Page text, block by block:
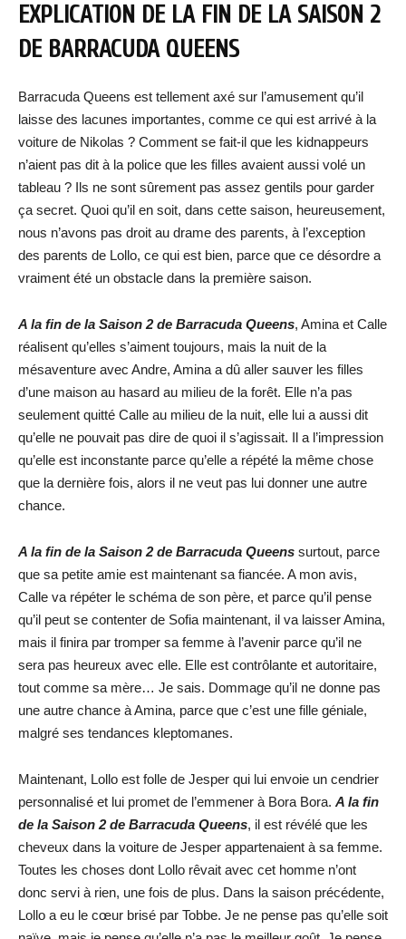
EXPLICATION DE LA FIN DE LA SAISON 2
DE BARRACUDA QUEENS
Barracuda Queens est tellement axé sur l’amusement qu’il
laisse des lacunes importantes, comme ce qui est arrivé à la
voiture de Nikolas ? Comment se fait-il que les kidnappeurs
n’aient pas dit à la police que les filles avaient aussi volé un
tableau ? Ils ne sont sûrement pas assez gentils pour garder
ça secret. Quoi qu’il en soit, dans cette saison, heureusement,
nous n’avons pas droit au drame des parents, à l’exception
des parents de Lollo, ce qui est bien, parce que ce désordre a
vraiment été un obstacle dans la première saison.
A la fin de la Saison 2 de Barracuda Queens, Amina et Calle
réalisent qu’elles s’aiment toujours, mais la nuit de la
mésaventure avec Andre, Amina a dû aller sauver les filles
d’une maison au hasard au milieu de la forêt. Elle n’a pas
seulement quitté Calle au milieu de la nuit, elle lui a aussi dit
qu’elle ne pouvait pas dire de quoi il s’agissait. Il a l’impression
qu’elle est inconstante parce qu’elle a répété la même chose
que la dernière fois, alors il ne veut pas lui donner une autre
chance.
A la fin de la Saison 2 de Barracuda Queens surtout, parce
que sa petite amie est maintenant sa fiancée. A mon avis,
Calle va répéter le schéma de son père, et parce qu’il pense
qu’il peut se contenter de Sofia maintenant, il va laisser Amina,
mais il finira par tromper sa femme à l’avenir parce qu’il ne
sera pas heureux avec elle. Elle est contrôlante et autoritaire,
tout comme sa mère… Je sais. Dommage qu’il ne donne pas
une autre chance à Amina, parce que c’est une fille géniale,
malgré ses tendances kleptomanes.
Maintenant, Lollo est folle de Jesper qui lui envoie un cendrier
personnalisé et lui promet de l’emmener à Bora Bora. A la fin
de la Saison 2 de Barracuda Queens, il est révélé que les
cheveux dans la voiture de Jesper appartenaient à sa femme.
Toutes les choses dont Lollo rêvait avec cet homme n’ont
donc servi à rien, une fois de plus. Dans la saison précédente,
Lollo a eu le cœur brisé par Tobbe. Je ne pense pas qu’elle soit